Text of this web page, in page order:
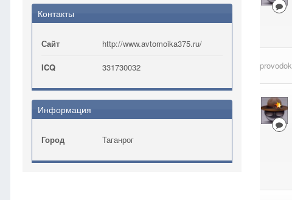
Контакты
Сайт http://www.avtomoika375.ru/
ICQ 331730032
Информация
Город Таганрог
provodok